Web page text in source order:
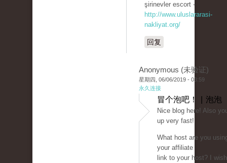
şirinevler escort -
http://www.uluslararasi-
nakliyat.org/
回复
Anonymous (未验证)
星期四, 06/06/2019 - 03:59
永久连接
冒个泡吧！ | 泡泡
Nice blog here! Also
up very fast!
What host are you
your affiliate
link to your host? I